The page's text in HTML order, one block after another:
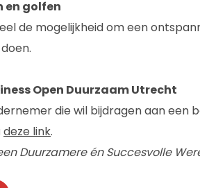
en golfen
de mogelijkheid om een
Open Duurzaam Utrecht
die wil bijdragen aan een
deze link.
Duurzamere én Succesvolle